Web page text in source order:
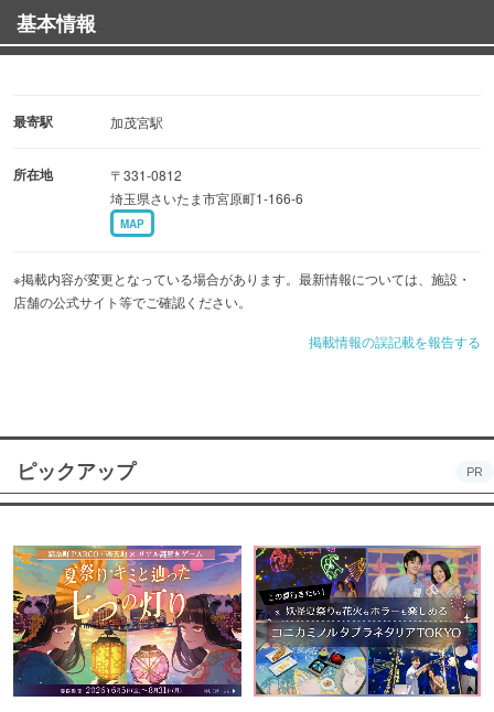
基本情報
最寄駅 加茂宮駅
所在地
〒331-0812
埼玉県さいたま市宮原町1-166-6
MAP
※掲載内容が変更となっている場合があります。最新情報については、施設・
店舗の公式サイト等でご確認ください。
掲載情報の誤記載を報告する
ピックアップ PR